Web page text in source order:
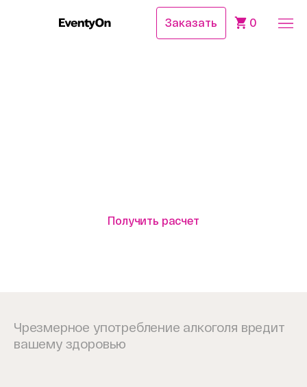
Заказать 0
Получить расчет
Чрезмерное употребление алкоголя вредит
вашему здоровью